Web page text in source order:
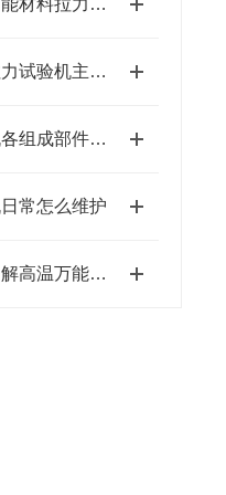
一文与您分享万能材料拉力试验机的系统化维护机制
简述万能材料拉力试验机主要组成部件的功能特点
高温拉伸试验机各组成部件的功能和特点介绍
常怎么维护
从这些方面来了解高温万能试验机